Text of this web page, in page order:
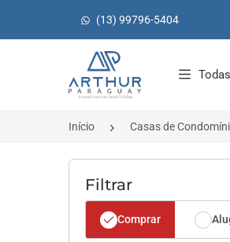
(13) 99796-5404
Página inicial
Início Casas de
Filtrar
Comprar